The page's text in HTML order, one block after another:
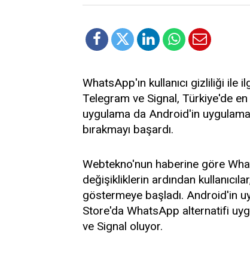
WhatsApp'ın kullanıcı gizliliği ile
Telegram ve Signal, Türkiye'de
uygulama da Android'in
bırakmayı başardı.
Webtekno'nun haberine göre
değişikliklerin ardından
göstermeye başladı. Android'in
Store'da WhatsApp alternatifi
ve Signal oluyor.